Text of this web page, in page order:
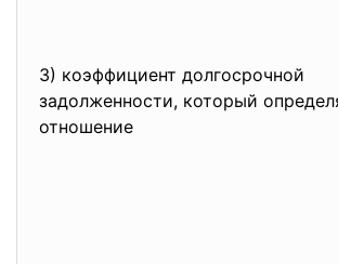
3) коэффициент долгосрочной
задолженности, который
отношение